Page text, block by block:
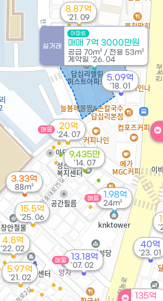
1.98억
24m²
매물
13.18억
'07. 02
매물
135억
실거래
아파트
매매 7억 3000만원
공급 70m² / 전용 53m²
계약일 '26. 04
20억
'24. 07
매물
15.5억
'25. 06
40억
'23. 01
4.8억
'22. 02
8.87억
'21. 09
5.97억
'21. 02
3.33억
88m²
5.09억
'18. 01
9,435만
'14. 07